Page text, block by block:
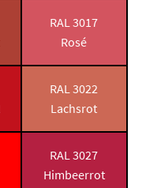
RAL 3017
Rosé
RAL 3022
Lachsrot
RAL 3027
Himbeerrot